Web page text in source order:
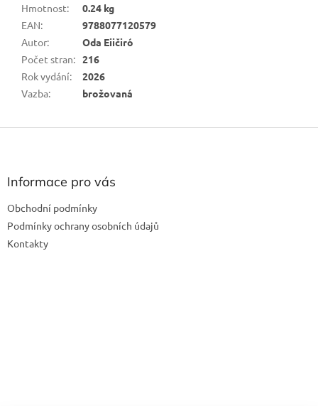
Hmotnost:
0.24 kg
EAN:
9788077120579
Autor:
Oda Eiičiró
Počet stran: 216
Rok vydání:
2026
Vazba: brožovaná
Z
Informace pro vás
Obchodní podmínky
Podmínky ochrany osobních údajů
Kontakty